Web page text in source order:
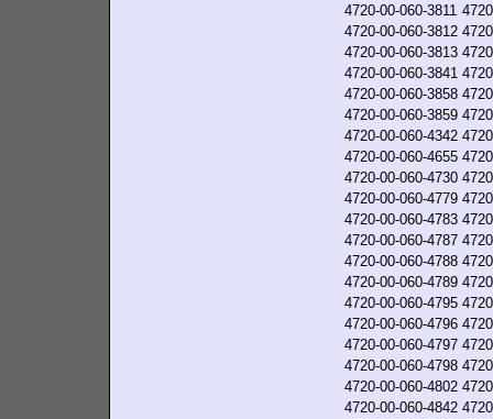
4720-00-060-3811
4720-00-060-3812
4720-00-060-3813
4720-00-060-3841
4720-00-060-3858
4720-00-060-3859
4720-00-060-4342
4720-00-060-4655
4720-00-060-4730
4720-00-060-4779
4720-00-060-4783
4720-00-060-4787
4720-00-060-4788
4720-00-060-4789
4720-00-060-4795
4720-00-060-4796
4720-00-060-4797
4720-00-060-4798
4720-00-060-4802
4720-00-060-4842